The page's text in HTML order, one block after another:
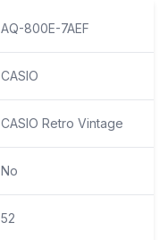
AQ-800E-7AEF
CASIO
CASIO Retro Vintage
No
52